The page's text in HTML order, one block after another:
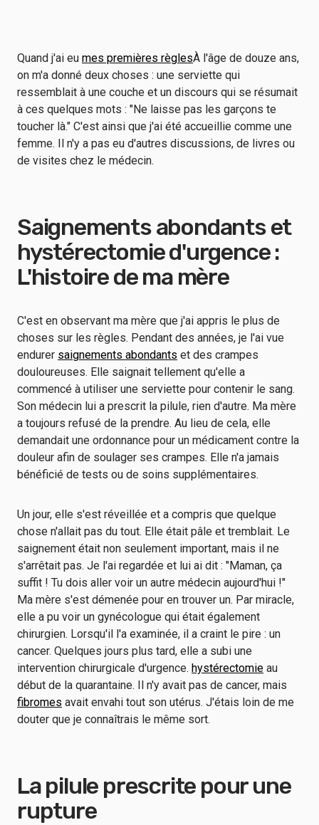
Quand j'ai eu mes premières règlesÀ l'âge de douze ans,
on m'a donné deux choses : une serviette qui
ressemblait à une couche et un discours qui se résumait
à ces quelques mots : "Ne laisse pas les garçons te
toucher là." C'est ainsi que j'ai été accueillie comme une
femme. Il n'y a pas eu d'autres discussions, de livres ou
de visites chez le médecin.
Saignements abondants et
hystérectomie d'urgence :
L'histoire de ma mère
C'est en observant ma mère que j'ai appris le plus de
choses sur les règles. Pendant des années, je l'ai vue
endurer saignements abondants et des crampes
douloureuses. Elle saignait tellement qu'elle a
commencé à utiliser une serviette pour contenir le sang.
Son médecin lui a prescrit la pilule, rien d'autre. Ma mère
a toujours refusé de la prendre. Au lieu de cela, elle
demandait une ordonnance pour un médicament contre la
douleur afin de soulager ses crampes. Elle n'a jamais
bénéficié de tests ou de soins supplémentaires.
Un jour, elle s'est réveillée et a compris que quelque
chose n'allait pas du tout. Elle était pâle et tremblait. Le
saignement était non seulement important, mais il ne
s'arrêtait pas. Je l'ai regardée et lui ai dit : "Maman, ça
suffit ! Tu dois aller voir un autre médecin aujourd'hui !"
Ma mère s'est démenée pour en trouver un. Par miracle,
elle a pu voir un gynécologue qui était également
chirurgien. Lorsqu'il l'a examinée, il a craint le pire : un
cancer. Quelques jours plus tard, elle a subi une
intervention chirurgicale d'urgence. hystérectomie au
début de la quarantaine. Il n'y avait pas de cancer, mais
fibromes avait envahi tout son utérus. J'étais loin de me
douter que je connaîtrais le même sort.
La pilule prescrite pour une
rupture